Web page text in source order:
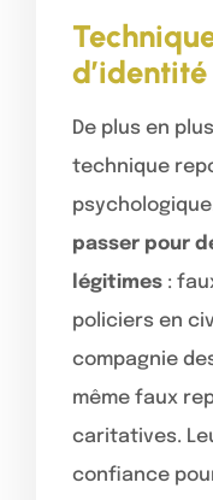
De plus en
technique
passer pour
légitimes :
policiers en
compagnie
même faux
caritatives.
confiance